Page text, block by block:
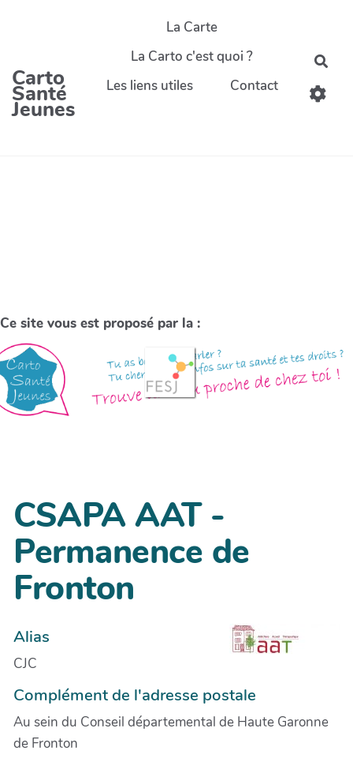
Carto
Santé
Jeunes
La Carte
La Carto c'est quoi ?
Les liens utiles
Contact
Ce site vous est proposé par la :
CSAPA AAT -
Permanence de
Fronton
Alias
CJC
Complément de l'adresse postale
Au sein du Conseil départemental de Haute Garonne
de Fronton